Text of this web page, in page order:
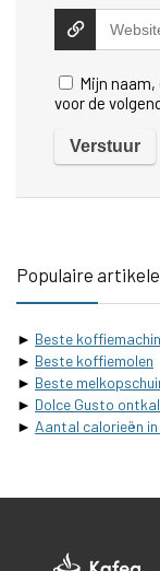
Mijn
voor de
Populaire
► Beste
► Beste koffiemolen
► Beste
► Dolce Gusto
► Aantal calorieën